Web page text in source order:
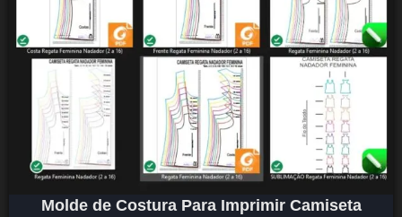
Molde de Costura Para Imprimir Camiseta